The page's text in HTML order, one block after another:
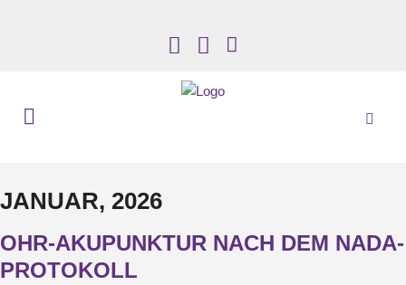
JANUAR, 2026
OHR-AKUPUNKTUR NACH DEM NADA-
PROTOKOLL